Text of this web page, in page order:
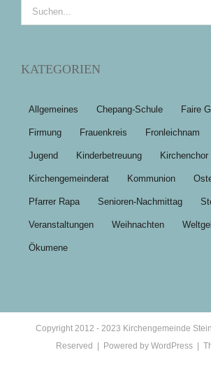
Suche
nach:
KATEGORIEN
Allgemeines Chepang-Schule Faire
Firmung Frauenkreis Fronleichnam
Jugend Kinderbetreuung Kirchenchor
Kirchengemeinderat Kommunion
Pfarrer Rapa Senioren-Nachmittag
Veranstaltungen Weihnachten
Ökumene
Copyright 2012 - 2023 Kirchengemeinde
Reserved | Powered by WordPress|